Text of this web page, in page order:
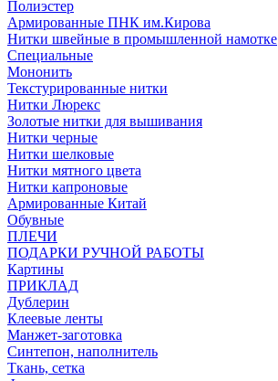
Полиэстер
Армированные ПНК им.Кирова
Нитки швейные в промышленной намотке
Специальные
Мононить
Текстурированные нитки
Нитки Люрекс
Золотые нитки для вышивания
Нитки черные
Нитки шелковые
Нитки мятного цвета
Нитки капроновые
Армированные Китай
Обувные
ПЛЕЧИ
ПОДАРКИ РУЧНОЙ РАБОТЫ
Картины
ПРИКЛАД
Дублерин
Клеевые ленты
Манжет-заготовка
Синтепон, наполнитель
Ткань, сетка